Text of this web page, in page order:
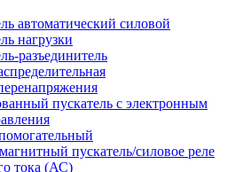
автоматический силовой
нагрузки
разъединитель
пускатель с электронным
пускатель/силовое реле
тока (АС)